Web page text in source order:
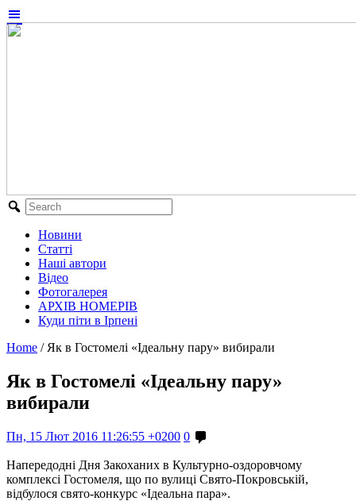
Новини
Статті
Наші автори
Відео
Фотогалерея
АРХІВ НОМЕРІВ
Куди піти в Ірпені
Home / Як в Гостомелі «Ідеальну пару» вибирали
Як в Гостомелі «Ідеальну пару»
вибирали
Пн, 15 Лют 2016 11:26:55 +0200 0
Напередодні Дня Закоханих в Культурно-оздоровчому
комплексі Гостомеля, що по вулиці Свято-Покровській,
відбулося свято-конкурс «Ідеальна пара».